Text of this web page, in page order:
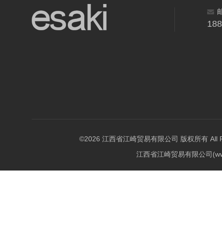
©2026 江西省江崎贸易有限公司 版权所有 All
江西省江崎贸易有限公司